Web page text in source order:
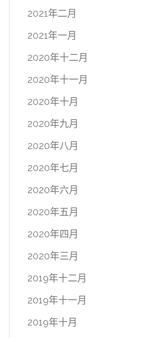
2021年二月
2021年一月
2020年十二月
2020年十一月
2020年十月
2020年九月
2020年八月
2020年七月
2020年六月
2020年五月
2020年四月
2020年三月
2019年十二月
2019年十一月
2019年十月